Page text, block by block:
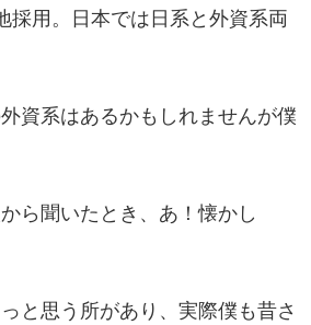
採用。日本では日系と外資系両
資系はあるかもしれませんが僕
ら聞いたとき、あ！懐かし
と思う所があり、実際僕も昔さ